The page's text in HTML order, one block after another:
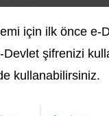
için ilk önce e-
şifrenizi
kullanabilirsiniz.